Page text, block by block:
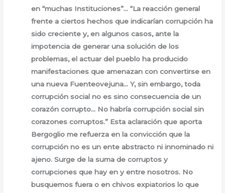
en “muchas Instituciones”… “La reacción general
frente a ciertos hechos que indicarían corrupción ha
sido creciente y, en algunos casos, ante la
impotencia de generar una solución de los
problemas, el actuar del pueblo ha producido
manifestaciones que amenazan con convertirse en
una nueva Fuenteovejuna… Y, sin embargo, toda
corrupción social no es sino consecuencia de un
corazón corrupto… No habría corrupción social sin
corazones corruptos.” Esta aclaración que aporta
Bergoglio me refuerza en la convicción que la
corrupción no es un ente abstracto ni innominado ni
ajeno. Surge de la suma de corruptos y
corrupciones que hay en y entre nosotros. No
busquemos fuera o en chivos expiatorios lo que